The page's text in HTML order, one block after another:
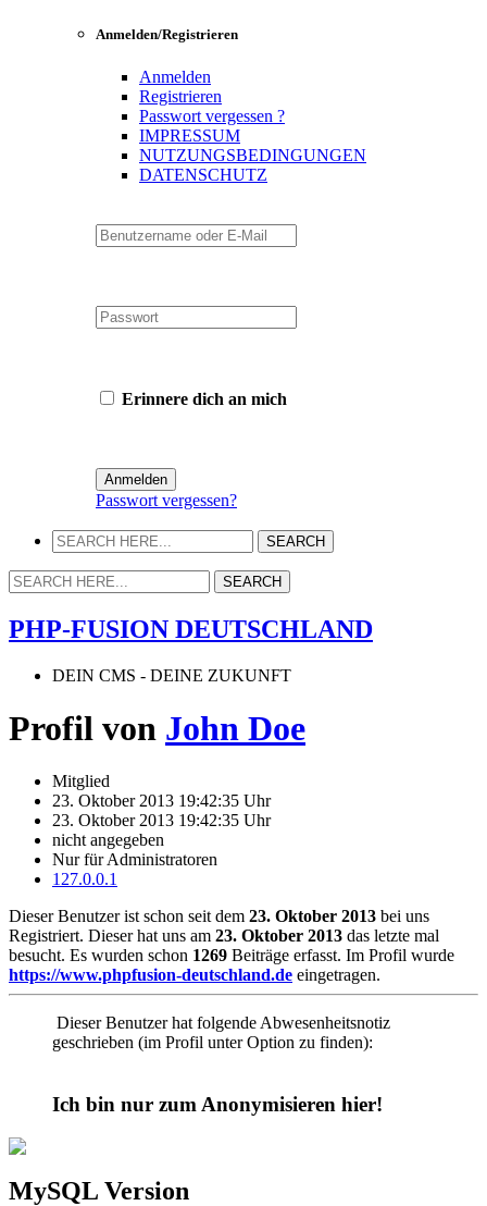
Anmelden/Registrieren
Anmelden
Registrieren
Passwort vergessen ?
IMPRESSUM
NUTZUNGSBEDINGUNGEN
DATENSCHUTZ
Erinnere dich an mich
Passwort vergessen?
PHP-FUSION DEUTSCHLAND
DEIN CMS - DEINE ZUKUNFT
Profil von John Doe
Mitglied
23. Oktober 2013 19:42:35 Uhr
23. Oktober 2013 19:42:35 Uhr
nicht angegeben
Nur für Administratoren
127.0.0.1
Dieser Benutzer ist schon seit dem 23. Oktober 2013 bei uns
Registriert. Dieser hat uns am 23. Oktober 2013 das letzte mal
besucht. Es wurden schon 1269 Beiträge erfasst. Im Profil wurde
https://www.phpfusion-deutschland.de eingetragen.
Dieser Benutzer hat folgende Abwesenheitsnotiz
geschrieben (im Profil unter Option zu finden):
Ich bin nur zum Anonymisieren hier!
MySQL Version